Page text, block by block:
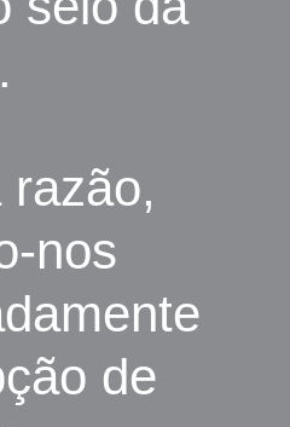
razão,
nos
de